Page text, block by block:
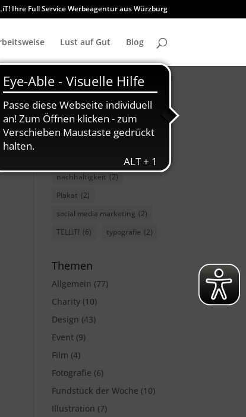
Ihre Full Service Werbeagentur aus Würzburg
Lust auf Gut Blog
charity (3) Font (2)
GWF
nachhaltigkeit (2)
Plakat (2)
social media marketing (2)
TELLiT! (6) typografie (2)
Themen
Allgemein (77)
Charity(10)
Design (43)
Event(9)
Film (4)
Fotografie (6)
Fundstück der Woche (10)
Illustration (7)